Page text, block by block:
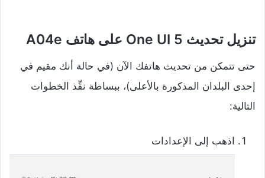
تنزيل تحديث One UI 5 على هاتف A04e
حتى تتمكن من تحديث هاتفك الآن (في حالة أنك مقيم في
إحدى البلدان المذكورة بالأعلى)، ببساطة نفِّذ الخطوات
التالية:
اذهب إلى الإعدادات